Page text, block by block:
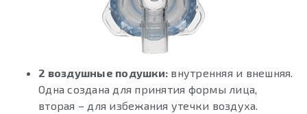
2 воздушные подушки: внутренняя и внешняя.
Одна создана для принятия формы лица,
вторая – для избежания утечки воздуха.